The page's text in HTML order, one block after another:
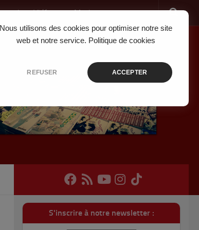
Nous utilisons des cookies pour optimiser notre site
web et notre service. Politique de cookies
REFUSER ACCEPTER
Jeux Vidéo Musique
S'inscrire à notre newsletter :